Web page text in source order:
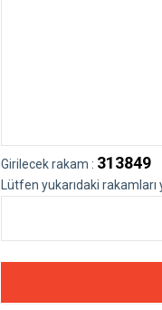
Girilecek rakam : 313849
Lütfen yukarıdaki rakamları